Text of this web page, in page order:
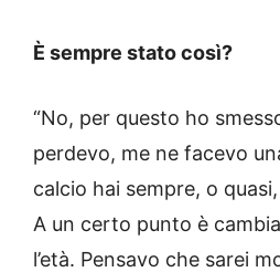
È sempre stato così?
“No, per questo ho
perdevo, me ne facevo
calcio hai sempre, o
A un certo punto è
l’età. Pensavo che sarei